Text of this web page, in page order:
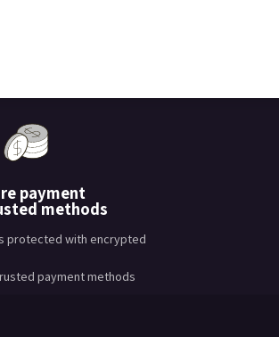
payment
methods
protected with encrypted
payment methods.